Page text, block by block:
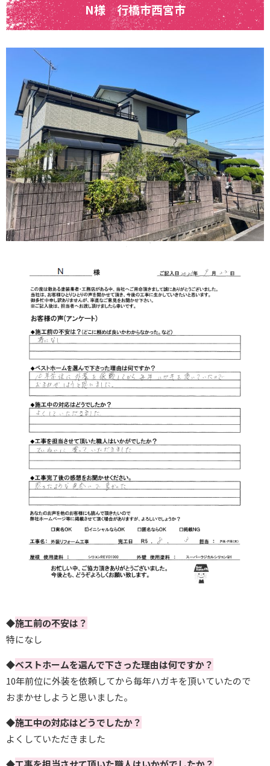
N様 行橋市西宮市
◆施工前の不安は？
特になし
◆ベストホームを選んで下さった理由は何ですか？
10年前位に外装を依頼してから毎年ハガキを頂いていたので
おまかせしようと思いました。
◆施工中の対応はどうでしたか？
よくしていただきました